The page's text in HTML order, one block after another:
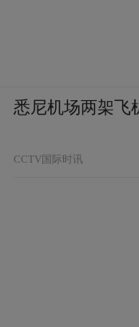
悉尼机场两架飞
CCTV国际时讯